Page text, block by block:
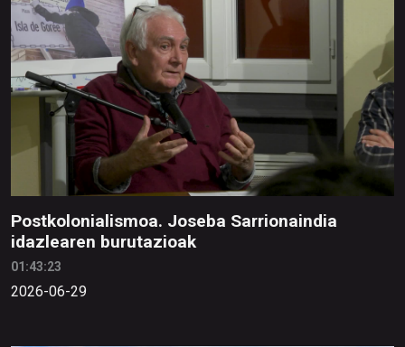
Postkolonialismoa. Joseba Sarrionaindia
idazlearen burutazioak
01:43:23
2026-06-29